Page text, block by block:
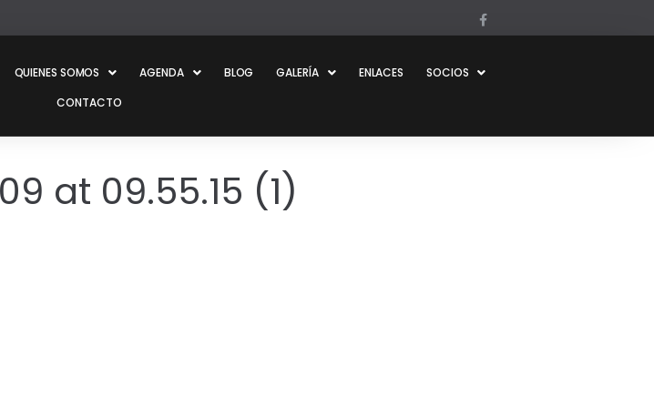
QUIENES SOMOS AGENDA BLOG GALERÍA ENLACES
SOCIOS
CONTACTO
at 09.55.15 (1)